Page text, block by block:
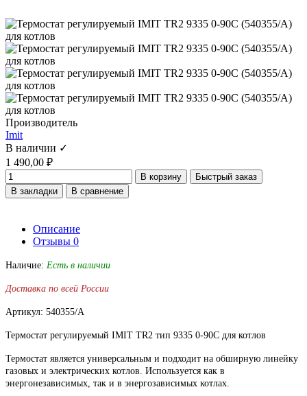
Производитель
Imit
В наличии ✓
1 490,00 ₽
В корзину
Быстрый заказ
В закладки
В сравнение
Описание
Отзывы 0
Наличие: Есть в наличии
Доставка по всей России
Артикул: 540355/A
Термостат регулируемый IMIT TR2 тип 9335 0-90C для котлов
Термостат является универсальным и подходит на обширную линейку
газовых и электрических котлов. Используется как в
энергонезависимых, так и в энергозависимых котлах.